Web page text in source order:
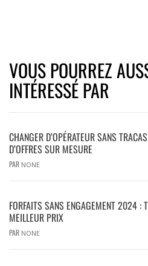
VOUS POURREZ
INTÉRESSÉ PAR
CHANGER D’OPÉRATEUR SANS
D’OFFRES SUR MESURE
PAR NONE
FORFAITS SANS ENGAGEMENT 2024 :
MEILLEUR PRIX
PAR NONE